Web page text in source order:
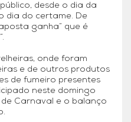
desde o dia da
dia do certame. De
ganha” que é
onde foram
e de outros produtos
de fumeiro presentes
neste domingo
Carnaval e o balanço